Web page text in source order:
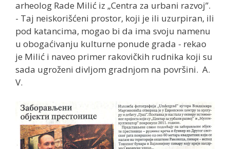
arheolog Rade Milić iz „Centra za urbani razvoj”.
- Taj neiskorišćeni prostor, koji je ili uzurpiran, ili
pod katancima, mogao bi da ima svoju namenu
u obogaćivanju kulturne ponude grada - rekao
je Milić i naveo primer rakovičkih rudnika koji su
sada ugroženi divljom gradnjom na površini. A.
V.